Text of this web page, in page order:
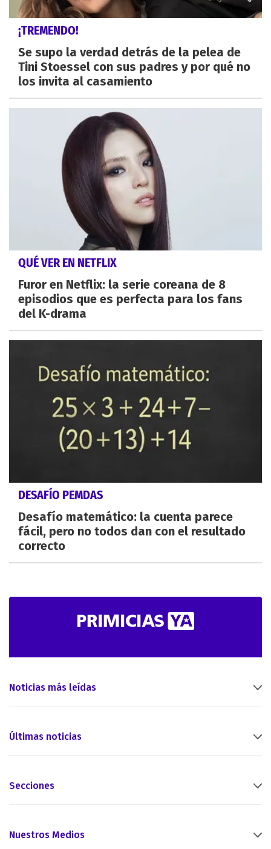
¡TREMENDO!
Se supo la verdad detrás de la pelea de
Tini Stoessel con sus padres y por qué no
los invita al casamiento
QUÉ VER EN NETFLIX
Furor en Netflix: la serie coreana de 8
episodios que es perfecta para los fans
del K-drama
DESAFÍO PEMDAS
Desafío matemático: la cuenta parece
fácil, pero no todos dan con el resultado
correcto
Noticias más leídas
Últimas noticias
Secciones
Nuestros Medios